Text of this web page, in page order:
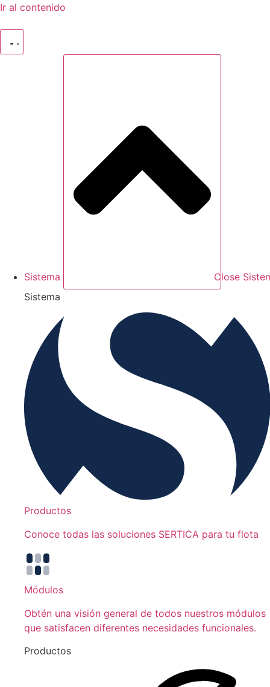
Ir al contenido
Sistema
Close
Sistema
Productos
Conoce todas las soluciones SERTICA para tu flota
Módulos
Obtén una visión general de todos nuestros módulos
que satisfacen diferentes necesidades funcionales.
Productos